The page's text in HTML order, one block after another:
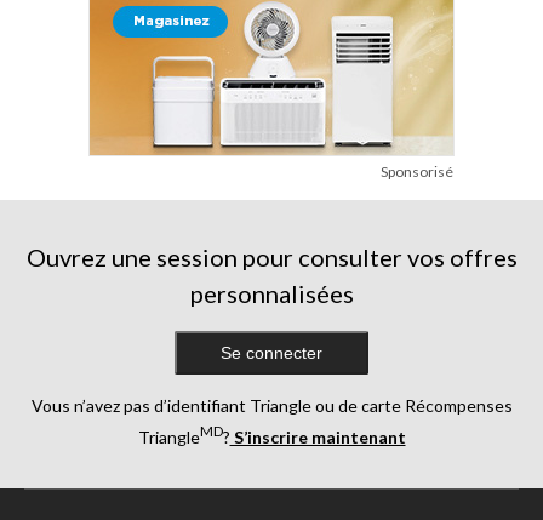
Sponsorisé
Ouvrez une session pour consulter vos offres
personnalisées
Se connecter
Vous n’avez pas d’identifiant Triangle ou de carte Récompenses
TriangleMD? S’inscrire maintenant